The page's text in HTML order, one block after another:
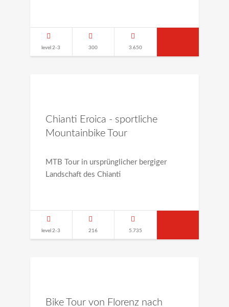
level 2-3 300 3.650
Chianti Eroica - sportliche
Mountainbike Tour
MTB Tour in ursprünglicher bergiger
Landschaft des Chianti
level 2-3 216 5.735
Bike Tour von Florenz nach